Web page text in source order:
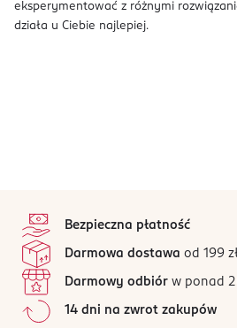
eksperymentować z różnymi
działa u Ciebie najlepiej.
Bezpieczna płatność
Darmowa dostawa od 199
Darmowy odbiór w ponad
14 dni na zwrot zakupów